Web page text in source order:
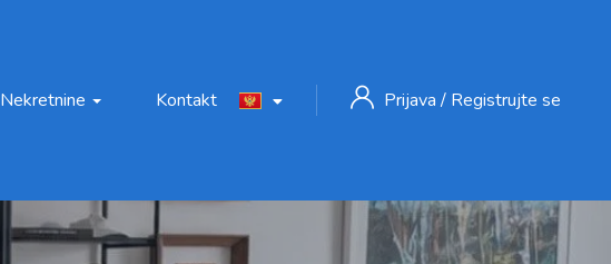
Nekretnine Kontakt Prijava / Registrujte se